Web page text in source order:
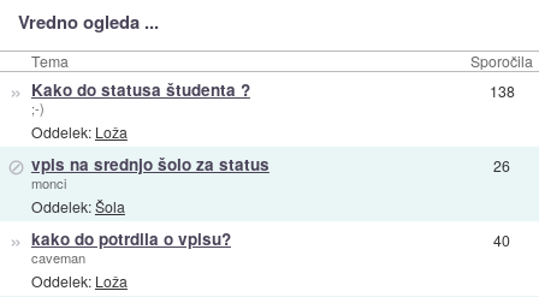
Vredno ogleda ...
Tema Sporočila
» Kako do statusa študenta ?
;-)
Oddelek: Loža
138
⊘ vpis na srednjo šolo za status
monci
Oddelek:Šola
26
» kako do potrdila o vpisu?
caveman
Oddelek: Loža
40